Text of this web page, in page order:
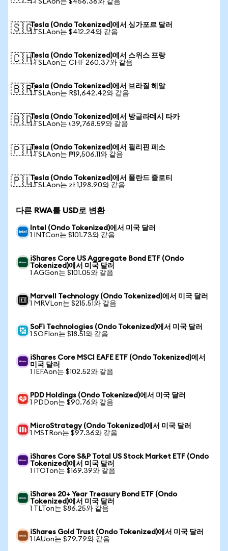
1 TSLAon는 $456.36와 같음
🇸🇬Tesla (Ondo Tokenized)에서 싱가포르 달러
1 TSLAon는 $412.24와 같음
🇨🇭Tesla (Ondo Tokenized)에서 스위스 프랑
1 TSLAon는 CHF 260.37와 같음
🇧🇷Tesla (Ondo Tokenized)에서 브라질 헤알
1 TSLAon는 R$1,642.42와 같음
🇧🇩Tesla (Ondo Tokenized)에서 방글라데시 타카
1 TSLAon는 ৳39,768.59와 같음
🇵🇭Tesla (Ondo Tokenized)에서 필리핀 페소
1 TSLAon는 ₱19,506.11와 같음
🇵🇱Tesla (Ondo Tokenized)에서 폴란드 즐로티
1 TSLAon는 zł 1,198.90와 같음
다른 RWA를 USD로 변환
Intel (Ondo Tokenized)에서 미국 달러
1 INTCon는 $101.73와 같음
iShares Core US Aggregate Bond ETF (Ondo
Tokenized)에서 미국 달러
1 AGGon는 $101.05와 같음
Marvell Technology (Ondo Tokenized)에서 미국 달러
1 MRVLon는 $215.51와 같음
SoFi Technologies (Ondo Tokenized)에서 미국 달러
1 SOFIon는 $18.51와 같음
iShares Core MSCI EAFE ETF (Ondo Tokenized)에서
미국 달러
1 IEFAon는 $102.52와 같음
PDD Holdings (Ondo Tokenized)에서 미국 달러
1 PDDon는 $90.76와 같음
MicroStrategy (Ondo Tokenized)에서 미국 달러
1 MSTRon는 $97.36와 같음
iShares Core S&P Total US Stock Market ETF (Ondo
Tokenized)에서 미국 달러
1 ITOTon는 $169.39와 같음
iShares 20+ Year Treasury Bond ETF (Ondo
Tokenized)에서 미국 달러
1 TLTon는 $86.25와 같음
iShares Gold Trust (Ondo Tokenized)에서 미국 달러
1 IAUon는 $79.79와 같음